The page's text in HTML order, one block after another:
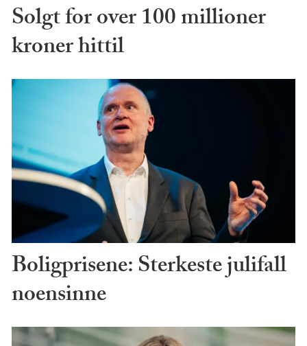
Solgt for over 100 millioner
kroner hittil
Boligprisene: Sterkeste julifall
noensinne